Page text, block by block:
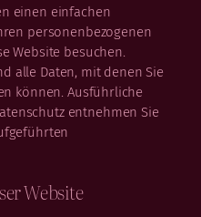
einen einfachen
personenbezogenen
Website besuchen.
alle Daten, mit denen Sie
können. Ausführliche
entnehmen Sie
Website